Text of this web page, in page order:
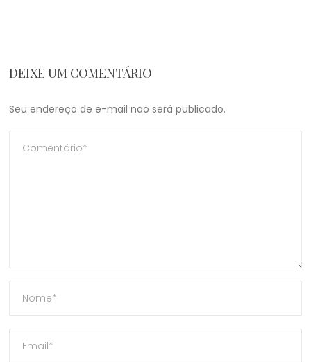
DEIXE UM COMENTÁRIO
Seu endereço de e-mail não será publicado.